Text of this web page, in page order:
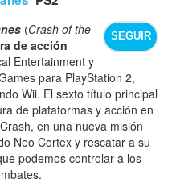
SEGUIR
(Crash of the
de acción
Entertainment y
para PlayStation 2,
Wii. El sexto título principal
de plataformas y acción en
en una nueva misión
Neo Cortex y rescatar a su
podemos controlar a los